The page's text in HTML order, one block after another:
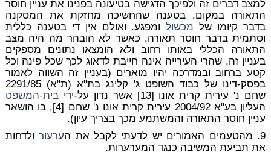
למצב דברים זה ולפיכך הדגישה בטיעונה בפנינו את עניין חוסר
התאורה במקום, בטענה שהחשיכה מחזקת את המסקנה
בדבר קיומו של מכשולומפגע. ואולם אין די בטענה כללית
וסתמית בדבר חוסר תאורה, כאשר לא הובהר מה היה מצב
התאורה הכללי באותו רחוב ולא הומצאו נתונים מספקים
בעניין זה, שהרי העירייה אינה חייבת לדאוג לכך שכל פינה וכל
קטע ברחוב ובמדרכה יהיו מוארים (בעניין זה השווה לאמור
בפסק-דינו של כבוד השופט ג' קלינג בת"א (ת"א) 2291/85
שחם נ' עירית קרית אונו [13] אשר נדון על-ידי
בית-המשפט
העליון בע"א 2004/92 עירית קרית אונו נ' שחם [4], בו הושאר
עניין חוסר התאורה והמשתמע מכך בצריך עיון).
9. מהטעמים האמורים יש לדעתי לקבל את ה
ערעורולדחות
את תביעת המשיבה כנגד המערערות.